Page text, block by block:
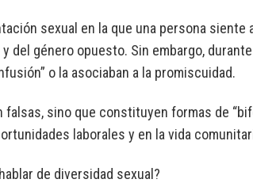
sexual en la que una persona
del género opuesto. Sin embargo,
o la asociaban a la promiscuidad.
sino que constituyen formas de
laborales y en la vida
de diversidad sexual?